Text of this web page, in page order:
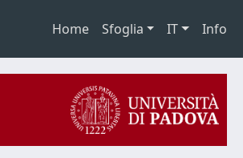
Home Sfoglia IT Info